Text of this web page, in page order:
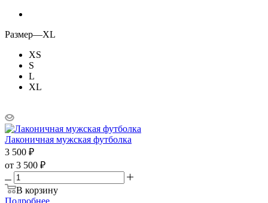
Размер—XL
XS
S
L
XL
Лаконичная мужская футболка
3 500 ₽
от 3 500 ₽
В корзину